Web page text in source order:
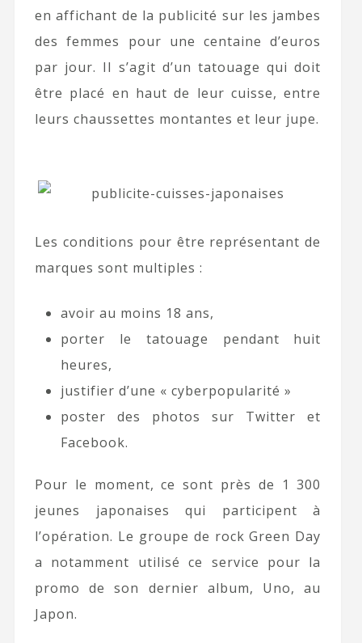
en affichant de la publicité sur les jambes
des femmes pour une centaine d’euros
par jour. Il s’agit d’un tatouage qui doit
être placé en haut de leur cuisse, entre
leurs chaussettes montantes et leur jupe.
Les conditions pour être représentant de
marques sont multiples :
avoir au moins 18 ans,
porter le tatouage pendant huit
heures,
justifier d’une « cyberpopularité »
poster des photos sur Twitter et
Facebook.
Pour le moment, ce sont près de 1 300
jeunes japonaises qui participent à
l’opération. Le groupe de rock Green Day
a notamment utilisé ce service pour la
promo de son dernier album, Uno, au
Japon.